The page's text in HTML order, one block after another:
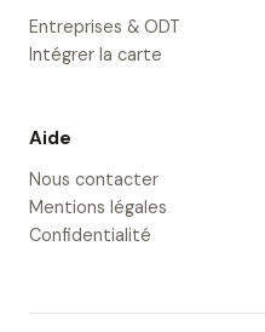
Entreprises & ODT
Intégrer la carte
Aide
Nous contacter
Mentions légales
Confidentialité